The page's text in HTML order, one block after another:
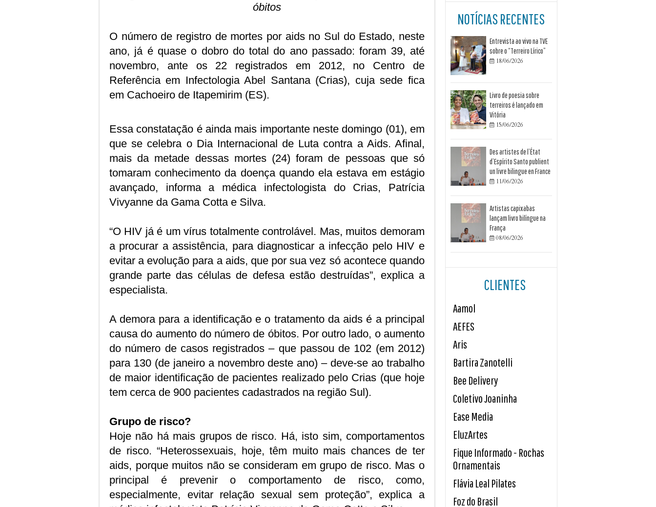
óbitos
O número de registro de mortes por aids no Sul do Estado, neste
ano, já é quase o dobro do total do ano passado: foram 39, até
novembro, ante os 22 registrados em 2012, no Centro de
Referência em Infectologia Abel Santana (Crias), cuja sede fica
em Cachoeiro de Itapemirim (ES).
Essa constatação é ainda mais importante neste domingo (01), em
que se celebra o Dia Internacional de Luta contra a Aids. Afinal,
mais da metade dessas mortes (24) foram de pessoas que só
tomaram conhecimento da doença quando ela estava em estágio
avançado, informa a médica infectologista do Crias, Patrícia
Vivyanne da Gama Cotta e Silva.
“O HIV já é um vírus totalmente controlável. Mas, muitos demoram
a procurar a assistência, para diagnosticar a infecção pelo HIV e
evitar a evolução para a aids, que por sua vez só acontece quando
grande parte das células de defesa estão destruídas”, explica a
especialista.
A demora para a identificação e o tratamento da aids é a principal
causa do aumento do número de óbitos. Por outro lado, o aumento
do número de casos registrados – que passou de 102 (em 2012)
para 130 (de janeiro a novembro deste ano) – deve-se ao trabalho
de maior identificação de pacientes realizado pelo Crias (que hoje
tem cerca de 900 pacientes cadastrados na região Sul).
Grupo de risco?
Hoje não há mais grupos de risco. Há, isto sim, comportamentos
de risco. “Heterossexuais, hoje, têm muito mais chances de ter
aids, porque muitos não se consideram em grupo de risco. Mas o
principal é prevenir o comportamento de risco, como,
especialmente, evitar relação sexual sem proteção”, explica a
NOTÍCIAS RECENTES
Entrevista ao vivo na TVE
sobre o “Terreiro Lírico”
 18/06/2026
Livro de poesia sobre
terreiros é lançado em
Vitória
 15/06/2026
Des artistes de l’État
d’Espírito Santo publient
un livre bilingue en France
 11/06/2026
Artistas capixabas
lançam livro bilíngue na
França
 08/06/2026
CLIENTES
Aamol
AEFES
Aris
Bartira Zanotelli
Bee Delivery
Coletivo Joaninha
Ease Media
EluzArtes
Fique Informado - Rochas
Ornamentais
Flávia Leal Pilates
Foz do Brasil